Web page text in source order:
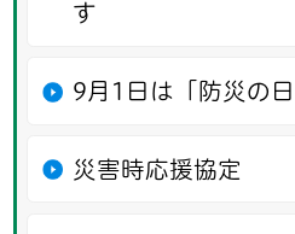
す
9月1日は「防災の日
災害時応援協定